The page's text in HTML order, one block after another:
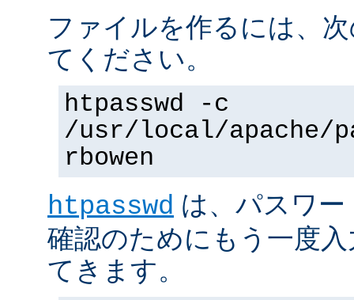
ファイルを作るには、
てください。
htpasswd -c
/usr/local/apache/
rbowen
htpasswd は、パスワ
確認のためにもう一度
てきます。